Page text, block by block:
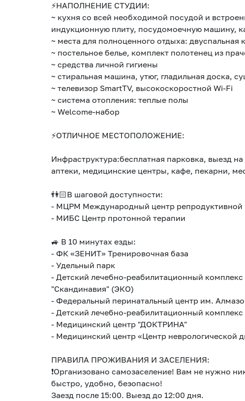
⚡НАПОЛНЕНИЕ СТУДИИ:
~ кухня со всей необходимой посудой и
индукционную плиту, посудомоечную машину,
~ места для полноценного отдыха: двуспальная
~ постельное белье, комплект полотенец из
~ средства личной гигиены
~ стиральная машина, утюг, гладильная доска,
~ телевизор SmаrtТV, высокоскоростной Wi-Fi
~ система отопления: теплые полы
~ Wеlсоmе-набор
⚡ОТЛИЧНОЕ МЕСТОПОЛОЖЕНИЕ:
Инфраструктура:бесплатная парковка, выезд
аптеки, медицинские центры, кафе, пекарни,
👫🏻В шаговой доступности:
- МЦРМ Международный центр
- МИБС Центр протонной терапии
🚙 В 10 минутах езды:
- ФК «ЗЕНИТ» Тренировочная база
- Удельный парк
- Детский лечебно-реабилитационный
"Скандинавия" (ЭКО)
- Федеральный перинатальный центр им.
- Детский лечебно-реабилитационный
- Медицинский центр "ДОКТРИНА"
- Медицинский центр «Центр неврологической
ПРАВИЛА ПРОЖИВАНИЯ И ЗАСЕЛЕНИЯ:
❗Организовано самозаселение! Вам не нужно
быстро, удобно, безопасно!
Заезд после 15:00. Выезд до 12:00 дня.